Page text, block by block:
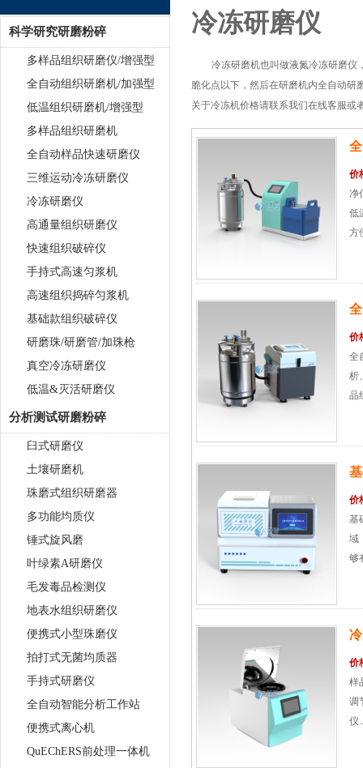
科学研究研磨粉碎
多样品组织研磨仪/增强型
全自动组织研磨机/加强型
低温组织研磨机/增强型
多样品组织研磨机
全自动样品快速研磨仪
三维运动冷冻研磨仪
冷冻研磨仪
高通量组织研磨仪
快速组织破碎仪
手持式高速匀浆机
高速组织捣碎匀浆机
基础款组织破碎仪
研磨珠/研磨管/加珠枪
真空冷冻研磨仪
低温&灭活研磨仪
分析测试研磨粉碎
臼式研磨仪
土壤研磨机
珠磨式组织研磨器
多功能均质仪
锤式旋风磨
叶绿素A研磨仪
毛发毒品检测仪
地表水组织研磨仪
便携式小型珠磨仪
拍打式无菌均质器
手持式研磨仪
全自动智能分析工作站
便携式离心机
QuEChERS前处理一体机
冷冻研磨仪
冷冻研磨机也叫做液氮冷冻研磨仪
脆化点以下，然后在研磨机内全自动研
关于冷冻机价格请联系我们在线客服或
价
净
低
方
价
全
析
品
价
基
域
够
价
样
调
仪